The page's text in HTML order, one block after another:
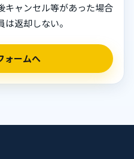
キャンセル等があった場合
返却しない。
ォームへ